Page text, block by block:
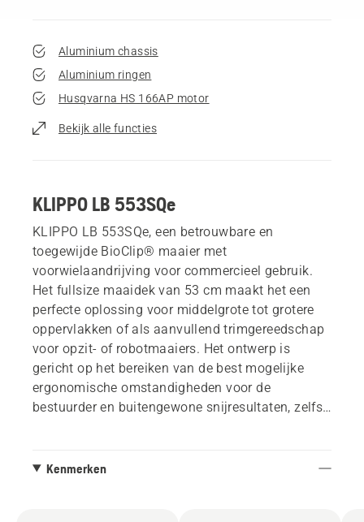
Aluminium chassis
Aluminium ringen
Husqvarna HS 166AP motor
Bekijk alle functies
KLIPPO LB 553SQe
KLIPPO LB 553SQe, een betrouwbare en
toegewijde BioClip® maaier met
voorwielaandrijving voor commercieel gebruik.
Het fullsize maaidek van 53 cm maakt het een
perfecte oplossing voor middelgrote tot grotere
oppervlakken of als aanvullend trimgereedschap
voor opzit- of robotmaaiers. Het ontwerp is
gericht op het bereiken van de best mogelijke
ergonomische omstandigheden voor de
bestuurder en buitengewone snijresultaten, zelfs
HS 166AP-motor, gegoten aluminium dek,
Kenmerken